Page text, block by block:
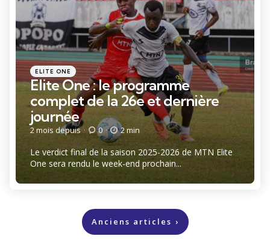
Catégories
Posté
dans
ELITE ONE
Elite One : le programme
complet de la 26e et dernière
journée
2 mois depuis 0 2 min
Le verdict final de la saison 2025-2026 de MTN Elite
One sera rendu le week-end prochain...
Anciens articles